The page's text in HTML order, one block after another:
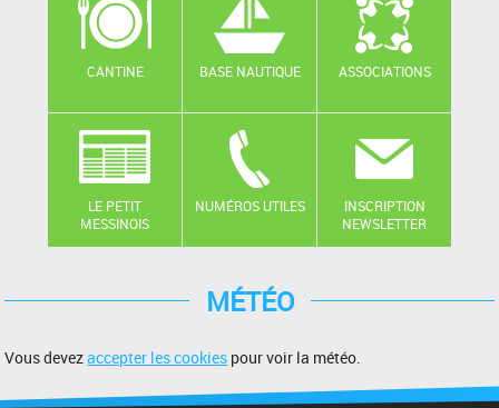
CANTINE BASE NAUTIQUE ASSOCIATIONS
LE PETIT
MESSINOIS
NUMÉROS UTILES
INSCRIPTION
NEWSLETTER
MÉTÉO
Vous devezaccepter les cookies pour voir la météo.